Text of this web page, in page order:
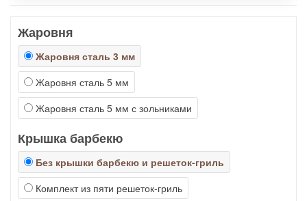
Жаровня
Жаровня сталь 3 мм
Жаровня сталь 5 мм
Жаровня сталь 5 мм с зольниками
Крышка барбекю
Без крышки барбекю и решеток-гриль
Комплект из пяти решеток-гриль